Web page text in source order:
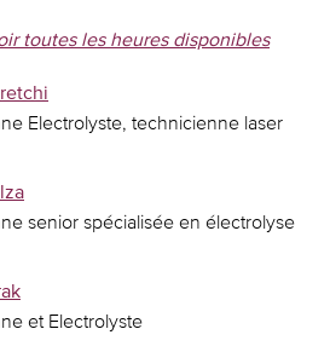
toutes les heures disponibles
Electrolyste, technicienne laser
senior spécialisée en électrolyse
et Electrolyste